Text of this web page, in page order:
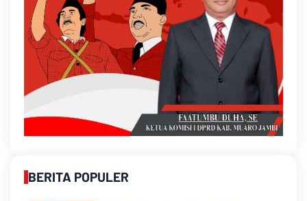
BERITA POPULER